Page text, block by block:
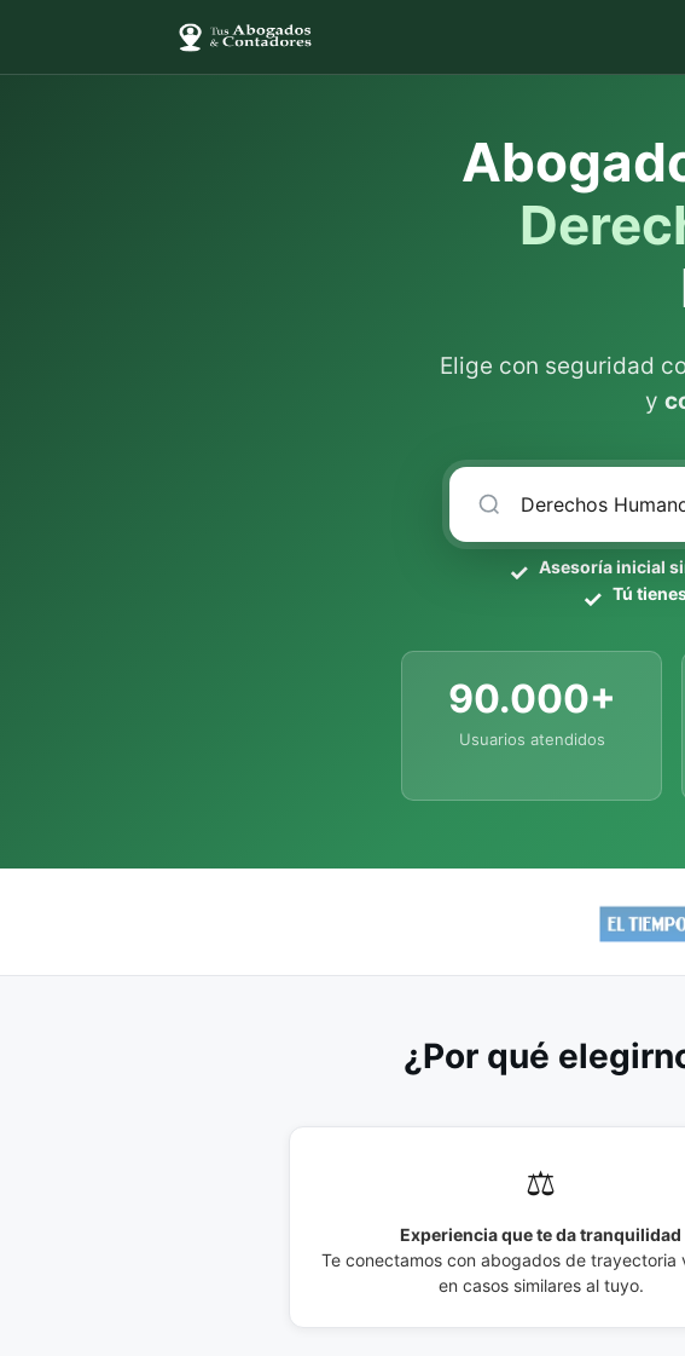
Elige con seguridad
y
Asesoría inicial
Tú
90.000+
Usuarios atendidos
¿Por qué
⚖️
Experiencia que te da tranquilidad
Te conectamos con abogados de trayectoria
en casos similares al tuyo.